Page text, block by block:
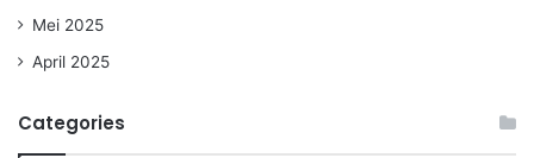
Mei 2025
April 2025
Categories